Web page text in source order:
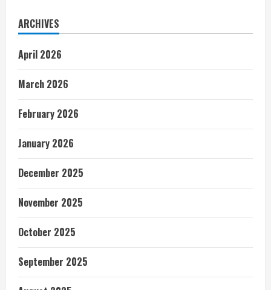
ARCHIVES
April 2026
March 2026
February 2026
January 2026
December 2025
November 2025
October 2025
September 2025